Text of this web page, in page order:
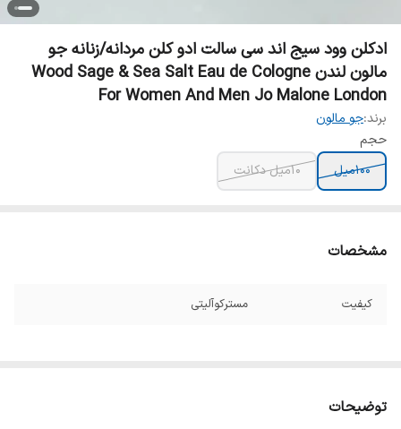
ادکلن وود سیج اند سی سالت ادو کلن مردانه/زنانه جو
مالون لندن Wood Sage & Sea Salt Eau de Cologne
For Women And Men Jo Malone London
برند:جو مالون
حجم
100میل
10میل دکانت
مشخصات
کیفیت مسترکوآلیتی
توضیحات